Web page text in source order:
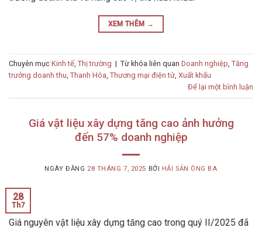
XEM THÊM →
Chuyên mục Kinh tế, Thị trường | Từ khóa liên quan Doanh nghiệp, Tăng
trưởng doanh thu, Thanh Hóa, Thương mại điện tử, Xuất khẩu
Để lại một bình luận
Giá vật liệu xây dựng tăng cao ảnh hưởng
đến 57% doanh nghiệp
NGÀY ĐĂNG 28 THÁNG 7, 2025 BỞI HẢI SẢN ÔNG BA
28
Th7
Giá nguyên vật liệu xây dựng tăng cao trong quý II/2025 đã